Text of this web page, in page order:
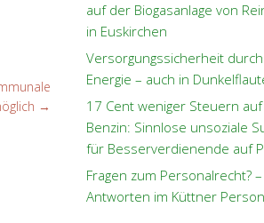
→
auf der Biogasanlage von
in Euskirchen
Versorgungssicherheit
Energie – auch in
17 Cent weniger Steuern
Benzin: Sinnlose unsoziale
für Besserverdienende auf
Fragen zum Personalrecht?
Antworten im Küttner